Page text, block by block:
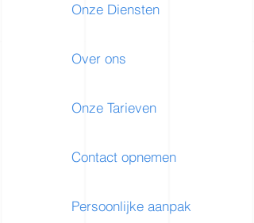
Onze Diensten
Over ons
Onze Tarieven
Contact opnemen
Persoonlijke aanpak